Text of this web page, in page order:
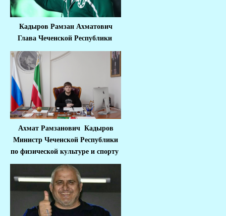
Кадыров Рамзан Ахматович
Глава Чеченской Республики
Ахмат Рамзанович Кадыров
Министр Чеченской Республики
по физической культуре и спорту